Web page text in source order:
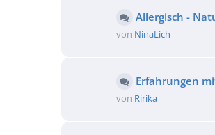
Allergisch -
von NinaLich
Erfahrungen
von Ririka